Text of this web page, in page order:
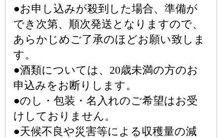
●お申し込みが殺到した場合、準備が
でき次第、順次発送となりますので、
あらかじめご了承のほどお願い致しま
す。
●酒類については、20歳未満の方のお
申込みをお断りします。
●のし・包装・名入れのご希望はお受
けしておりません。
●天候不良や災害等による収穫量の減